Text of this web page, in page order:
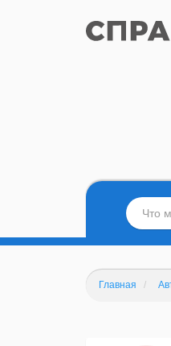
Главная